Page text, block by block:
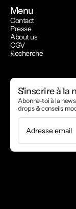
Menu
Contact
Presse
About us
CGV
Recherche
S'inscrire à la
Abonne-toi à la
drops & conseils
Adresse email